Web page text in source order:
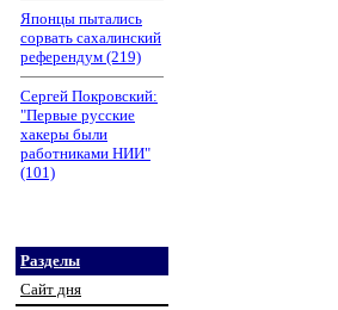
Японцы пытались
сорвать сахалинский
референдум (219)
Сергей Покровский:
"Первые русские
хакеры были
работниками НИИ"
(101)
Разделы
Сайт дня